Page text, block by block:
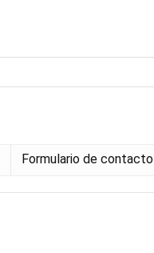
Formulario de contacto